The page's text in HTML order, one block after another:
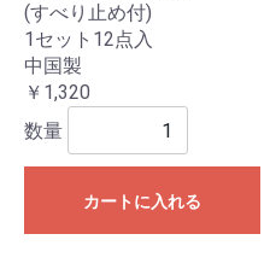
(すべり止め付)
1セット12点入
中国製
￥1,320
数量
カートに入れる